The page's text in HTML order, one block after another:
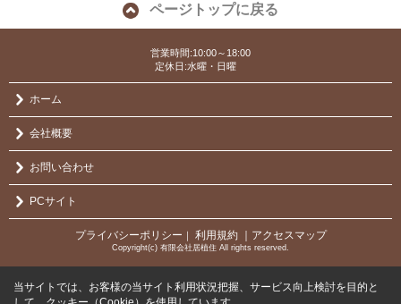
ページトップに戻る
営業時間:10:00～18:00
定休日:水曜・日曜
ホーム
会社概要
お問い合わせ
PCサイト
プライバシーポリシー ｜ 利用規約 ｜アクセスマップ
Copyright(c) 有限会社居植住 All rights reserved.
当サイトでは、お客様の当サイト利用状況把握、サービス向上検討を目的と